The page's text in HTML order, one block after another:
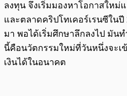
ลงทุน จึงเริ่มมองหาโอกาสใหม่
และตลาดคริปโทเคอร์เรนซีในปี
มา พอได้เริ่มศึกษาลึกลงไป มัน
นี้คือนวัตกรรมใหม่ที่วันหนึ่งจะเ
เงินได้ในอนาคต